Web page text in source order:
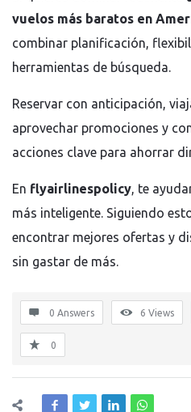
vuelos más baratos en
combinar planificación,
herramientas de búsqueda.
Reservar con anticipación,
aprovechar promociones y
acciones clave para ahorrar
En flyairlinespolicy , te
más inteligente. Siguiendo
encontrar mejores ofertas y
sin gastar de más.
0 Answers 6 Views
0